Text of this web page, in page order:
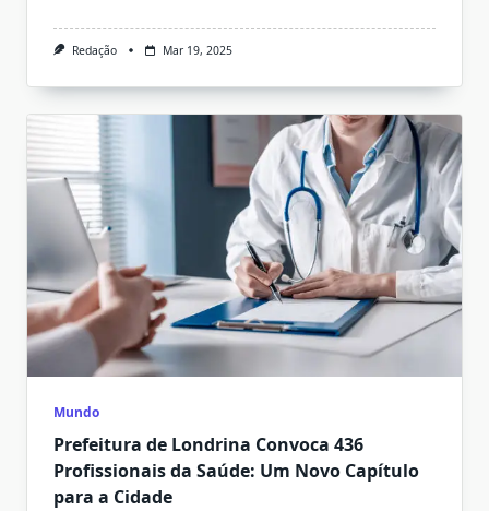
Redação Mar 19, 2025
Mundo
Prefeitura de Londrina Convoca 436
Profissionais da Saúde: Um Novo Capítulo
para a Cidade